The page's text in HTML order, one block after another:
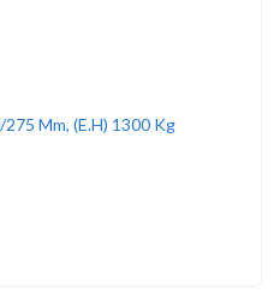
Mm, (E.h) 1300 Kg